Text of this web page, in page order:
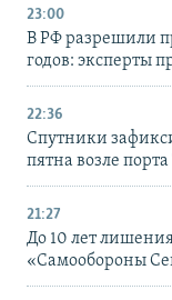
23:00
В РФ разрешили
годов: эксперты
22:36
Спутники
пятна возле
21:27
До 10 лет
«Самообороны